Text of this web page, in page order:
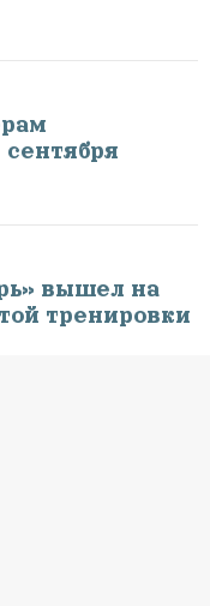
вышел на
тренировки